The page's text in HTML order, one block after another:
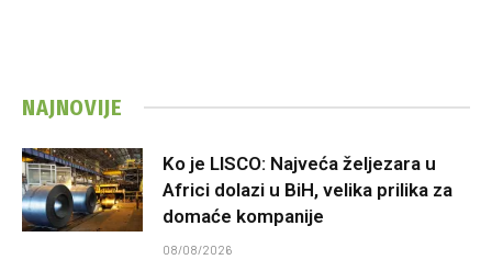
NAJNOVIJE
Ko je LISCO: Najveća željezara u
Africi dolazi u BiH, velika prilika za
domaće kompanije
08/08/2026